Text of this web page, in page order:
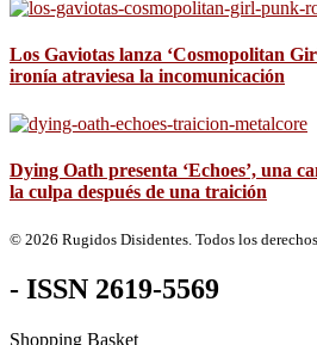
Los Gaviotas lanza ‘Cosmopolitan
ironía atraviesa la incomunicación
Dying Oath presenta ‘Echoes’, una
la culpa después de una traición
© 2026 Rugidos Disidentes. Todos los
- ISSN 2619-5569
Shopping Basket